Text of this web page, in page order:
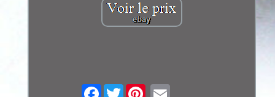
FacebookTwitter